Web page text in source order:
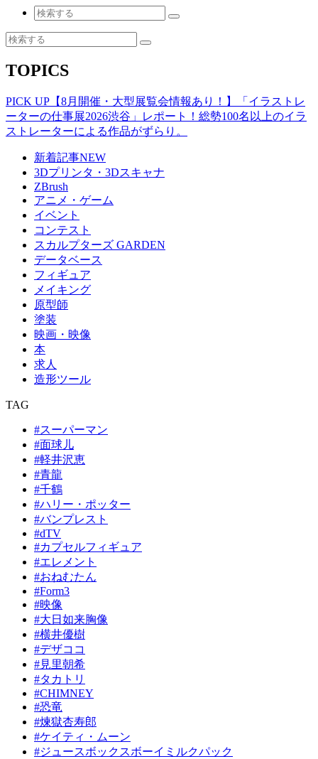
TOPICS
PICK UP 【8月開催・大型展覧会情報あり！】「イラストレ
ーターの仕事展2026渋谷」レポート！総勢100名以上のイラ
ストレーターによる作品がずらり。
新着記事NEW
3Dプリンタ・3Dスキャナ
ZBrush
アニメ・ゲーム
イベント
コンテスト
スカルプターズ GARDEN
データベース
フィギュア
メイキング
原型師
塗装
映画・映像
本
求人
造形ツール
TAG
#スーパーマン
#面球儿
#軽井沢恵
#青龍
#千鶴
#ハリー・ポッター
#バンプレスト
#dTV
#カプセルフィギュア
#エレメント
#おねむたん
#Form3
#映像
#大日如来胸像
#横井優樹
#デザココ
#見里朝希
#タカトリ
#CHIMNEY
#恐竜
#煉獄杏寿郎
#ケイティ・ムーン
#ジュースボックスボーイミルクパック